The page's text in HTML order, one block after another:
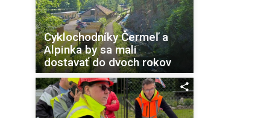
Cyklochodníky Čermeľ a
Alpinka by sa mali
dostavať do dvoch rokov